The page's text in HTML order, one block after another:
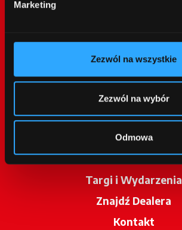
Marketing
Zezwól na wszystkie
Zezwól na wybór
Odmowa
Produkty
Usługi
Promocje
Aktualności
Targi i Wydarzenia
Znajdź Dealera
Kontakt